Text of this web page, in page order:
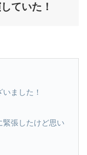
ていた！
ました！
緊張したけど思い